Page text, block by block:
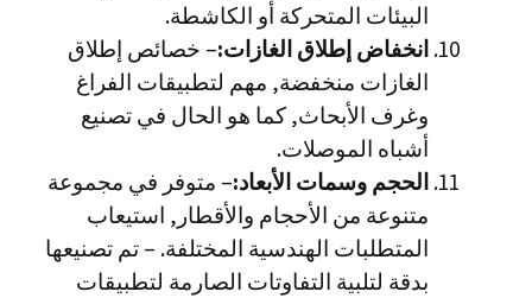
البيئات المتحركة أو الكاشطة.
انخفاض إطلاق الغازات:– خصائص إطلاق
الغازات منخفضة, مهم لتطبيقات الفراغ
وغرف الأبحاث, كما هو الحال في تصنيع
أشباه الموصلات.
الحجم وسمات الأبعاد:– متوفر في مجموعة
متنوعة من الأحجام والأقطار, استيعاب
المتطلبات الهندسية المختلفة. – تم تصنيعها
بدقة لتلبية التفاوتات الصارمة لتطبيقات